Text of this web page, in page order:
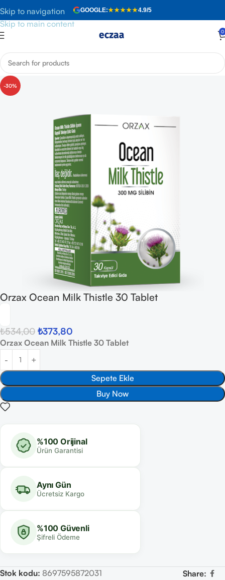
Skip to navigation
Skip to main content
GOOGLE:★★★★★4.9/5
0
Anasayfa» Mağaza
-30%
Orzax Ocean Milk Thistle 30 Tablet
₺534,00 ₺373,80
Orzax Ocean Milk Thistle 30 Tablet
Sepete Ekle
Buy Now
%100 Orijinal
Ürün Garantisi
Aynı Gün
Ücretsiz Kargo
%100 Güvenli
Şifreli Ödeme
Stok kodu: 8697595872031
Share: